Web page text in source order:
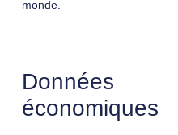
monde.
Données
économiques